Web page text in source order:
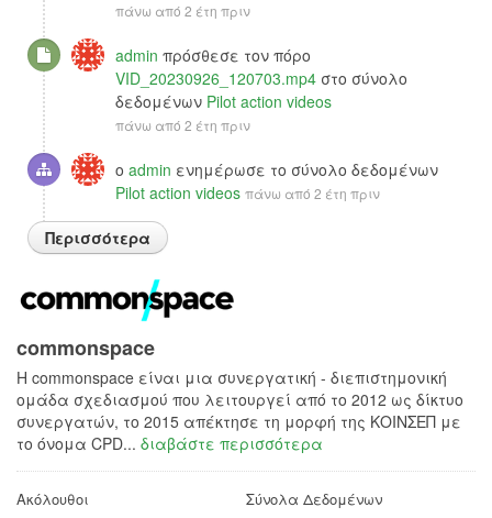
πάνω από 2 έτη πριν
admin πρόσθεσε τον πόρο
VID_20230926_120703.mp4 στο σύνολο
δεδομένων Pilot action videos
πάνω από 2 έτη πριν
ο admin ενημέρωσε το σύνολο δεδομένων
Pilot action videos πάνω από 2 έτη πριν
Περισσότερα
commonspace
H commonspace είναι μια συνεργατική - διεπιστημονική
ομάδα σχεδιασμού που λειτουργεί από το 2012 ως δίκτυο
συνεργατών, το 2015 απέκτησε τη μορφή της ΚΟΙΝΣΕΠ με
το όνομα CPD... διαβάστε περισσότερα
Ακόλουθοι Σύνολα Δεδομένων